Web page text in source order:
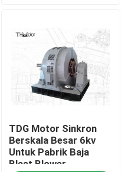
TDG Motor Sinkron
Berskala Besar 6kv
Untuk Pabrik Baja
Blast Blower